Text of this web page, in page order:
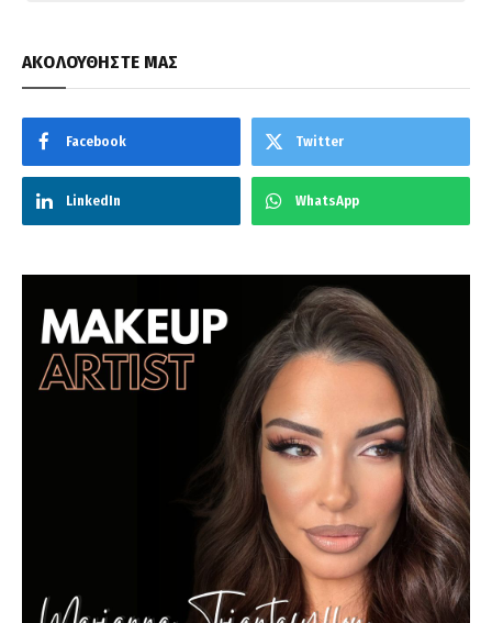
ΑΚΟΛΟΥΘΗΣΤΕ ΜΑΣ
Facebook Twitter
LinkedIn WhatsApp